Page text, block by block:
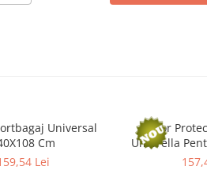
Universal
Cm
Lei
Covor
Umbrella